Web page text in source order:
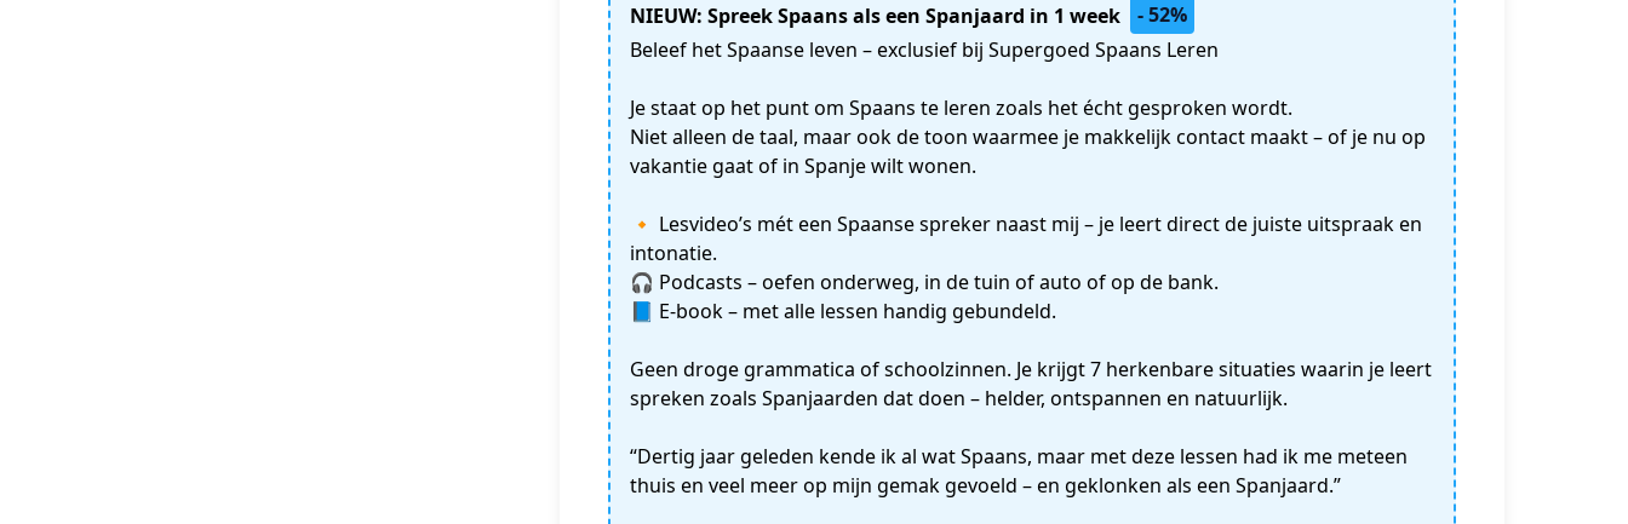
NIEUW: Spreek Spaans als een Spanjaard in 1 week
- 52%
Beleef het Spaanse leven – exclusief bij Supergoed Spaans Leren
Je staat op het punt om Spaans te leren zoals het écht gesproken wordt.
Niet alleen de taal, maar ook de toon waarmee je makkelijk contact maakt – of je nu op
vakantie gaat of in Spanje wilt wonen.
🔸 Lesvideo’s mét een Spaanse spreker naast mij – je leert direct de juiste uitspraak en
intonatie.
🎧 Podcasts – oefen onderweg, in de tuin of auto of op de bank.
📘 E-book – met alle lessen handig gebundeld.
Geen droge grammatica of schoolzinnen. Je krijgt 7 herkenbare situaties waarin je leert
spreken zoals Spanjaarden dat doen – helder, ontspannen en natuurlijk.
“Dertig jaar geleden kende ik al wat Spaans, maar met deze lessen had ik me meteen
thuis en veel meer op mijn gemak gevoeld – en geklonken als een Spanjaard.”